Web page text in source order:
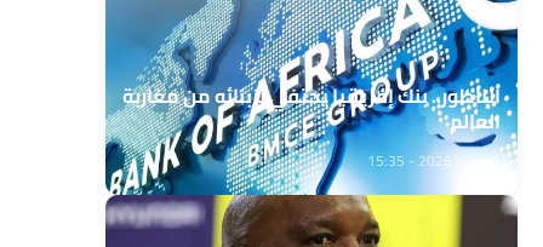
الناظور.. بنك إفريقيا يحتفي بزبنائه من مغاربة
العالم
8 غشت 2026 - 15:35